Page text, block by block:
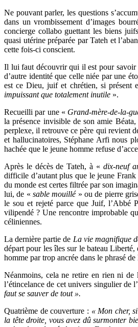
Ne pouvant parler, les questions
dans un vrombissement d’images
concierge collabo guettant les biens
quasi utérine préparée par Tateh et
cette fois-ci conscient.
Il lui faut découvrir qui il est pour savoir
d’autre identité que celle niée par une
est ce Dieu, juif et chrétien, si présent
impuissant que totalement inutile ».
Recueilli par une « Grand-mère-de-la-
la présence invisible de son amie
perplexe, il retrouve ce père qui revient
et hallucinatoires, Stéphane Arfi nous
hachée que le jeune homme refuse
Après le décès de Tateh, à « dix-neuf
difficile d’autant plus que le jeune Frank
du monde est certes filtrée par son
lui, de « sable mouillé» ou de pierre
le sou et rejeté parce que Juif, l’Abbé
vilipendé ? Une rencontre improbable
céliniennes.
La dernière partie de La vie magnifique
départ pour les îles sur le bateau
homme par trop ancrée dans le phrasé
Néanmoins, cela ne retire en rien ni
l’étincelance de cet univers singulier de
faut se sauver de tout ».
Quatrième de couverture : « Mon cher,
la tête droite, vous avez dû surmonter